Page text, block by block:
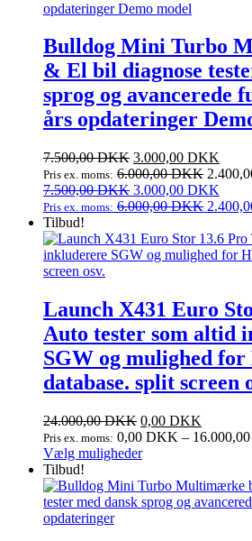
Bulldog Mini Turbo
& El bil diagnose
sprog og avancerede
års opdateringer
7.500,00DKK Den
oprindelige
pris
var:
3.000,00 DKK
er:
Pris ex. moms: 6.000,00DKK
7.500,00DKK Den
oprindelige
var:
7.500,00 DKK.
3.000,00 DKK
er:
Pris ex. moms: 6.000,00DKK
Tilbud!
Launch X431 Euro
Auto tester som altid
SGW og mulighed for
database. split screen
24.000,00DKK 0,00 DKK
Pris ex. moms: 0,00 DKK – 16.000,00
Vælg mulighederDette
har
flere
Tilbud!